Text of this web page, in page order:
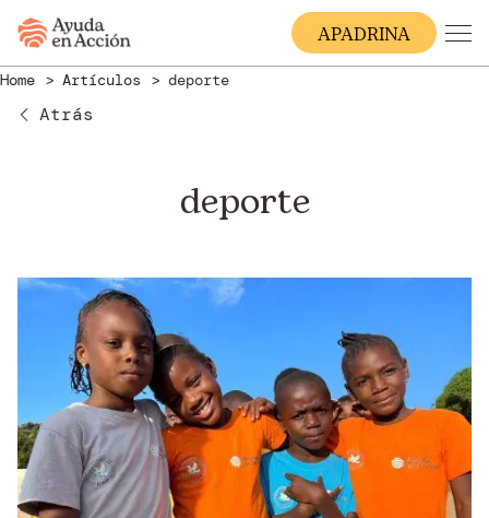
APADRINA
Home Artículos deporte
Atrás
deporte